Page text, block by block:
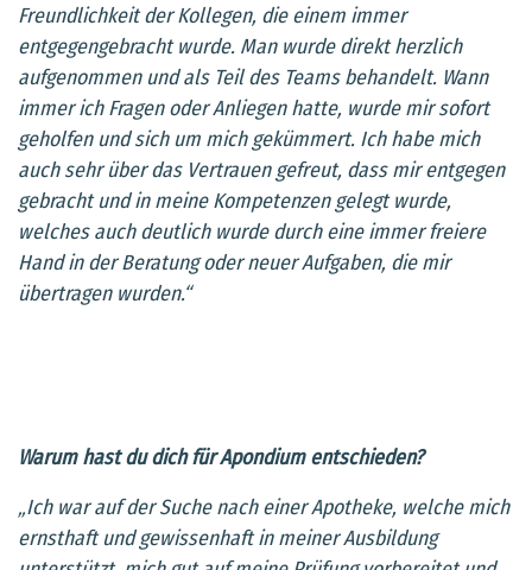
Freundlichkeit der Kollegen, die einem immer
entgegengebracht wurde. Man wurde direkt herzlich
aufgenommen und als Teil des Teams behandelt. Wann
immer ich Fragen oder Anliegen hatte, wurde mir sofort
geholfen und sich um mich gekümmert. Ich habe mich
auch sehr über das Vertrauen gefreut, dass mir entgegen
gebracht und in meine Kompetenzen gelegt wurde,
welches auch deutlich wurde durch eine immer freiere
Hand in der Beratung oder neuer Aufgaben, die mir
übertragen wurden.“
Warum hast du dich für Apondium entschieden?
„Ich war auf der Suche nach einer Apotheke, welche mich
ernsthaft und gewissenhaft in meiner Ausbildung